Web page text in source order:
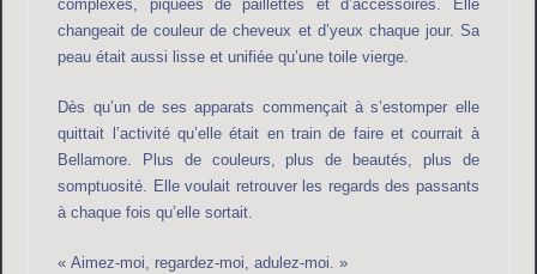
complexes, piquées de paillettes et d’accessoires. Elle
changeait de couleur de cheveux et d’yeux chaque jour. Sa
peau était aussi lisse et unifiée qu’une toile vierge.
Dès qu’un de ses apparats commençait à s’estomper elle
quittait l’activité qu’elle était en train de faire et courrait à
Bellamore. Plus de couleurs, plus de beautés, plus de
somptuosité. Elle voulait retrouver les regards des passants
à chaque fois qu’elle sortait.
« Aimez-moi, regardez-moi, adulez-moi. »